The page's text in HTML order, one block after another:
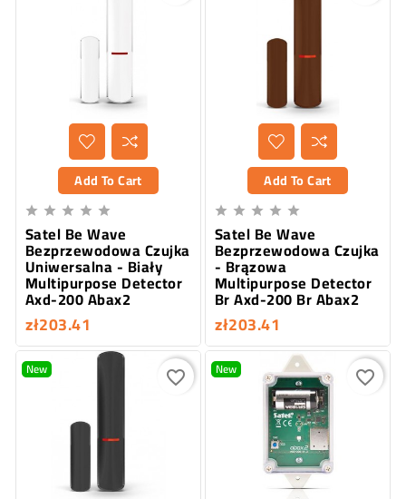
Add To Cart
    
Satel Be Wave
Bezprzewodowa Czujka
Uniwersalna - Biały
Multipurpose Detector
Axd-200 Abax2
zł203.41
Add To Cart
    
Satel Be Wave
Bezprzewodowa Czujka
- Brązowa
Multipurpose Detector
Br Axd-200 Br Abax2
zł203.41
New favorite_border New favorite_border